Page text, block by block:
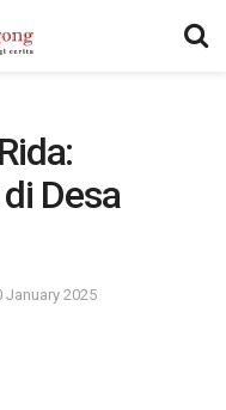
Desa
January 2025